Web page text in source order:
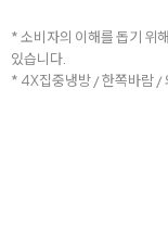
* 소비자의 이해를 돕기 위
있습니다.
* 4X집중냉방 / 한쪽바람 /